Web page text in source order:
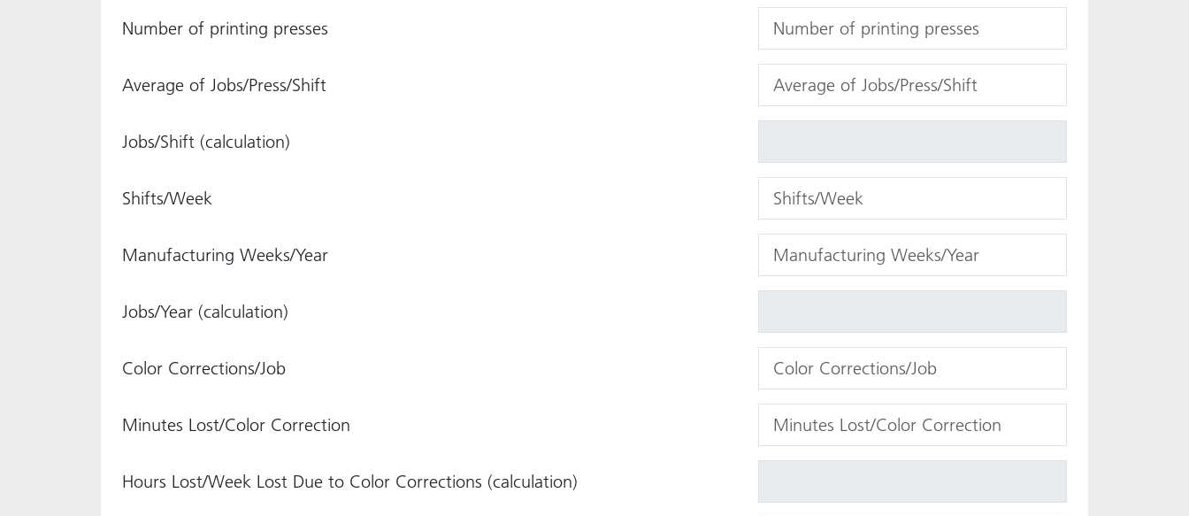
Number of printing presses
Average of Jobs/Press/Shift
Jobs/Shift (calculation)
Shifts/Week
Manufacturing Weeks/Year
Jobs/Year (calculation)
Color Corrections/Job
Minutes Lost/Color Correction
Hours Lost/Week Lost Due to Color Corrections (calculation)